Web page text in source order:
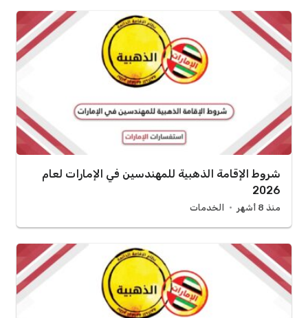
شروط الإقامة الذهبية للمهندسين في الإمارات لعام
2026
منذ 8 أشهر الخدمات